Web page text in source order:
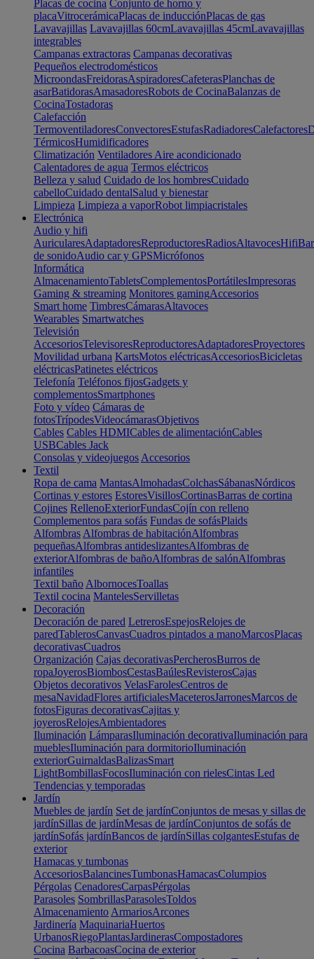
Placas de cocina Conjunto de horno y
placaVitrocerámicaPlacas de inducciónPlacas de gas
Lavavajillas Lavavajillas 60cmLavavajillas 45cmLavavajillas
integrables
Campanas extractoras Campanas decorativas
Pequeños electrodomésticos
MicroondasFreidorasAspiradoresCafeterasPlanchas de
asarBatidorasAmasadoresRobots de CocinaBalanzas de
CocinaTostadoras
Calefacción
TermoventiladoresConvectoresEstufasRadiadoresCalefactores
TérmicosHumidificadores
Climatización Ventiladores Aire acondicionado
Calentadores de agua Termos eléctricos
Belleza y salud Cuidado de los hombresCuidado
cabelloCuidado dentalSalud y bienestar
Limpieza Limpieza a vaporRobot limpiacristales
Electrónica
Audio y hifi
AuricularesAdaptadoresReproductoresRadiosAltavocesHifi
de sonidoAudio car y GPSMicrófonos
Informática
AlmacenamientoTabletsComplementosPortátilesImpresoras
Gaming & streaming Monitores gamingAccesorios
Smart home TimbresCámarasAltavoces
Wearables Smartwatches
Televisión
AccesoriosTelevisoresReproductoresAdaptadoresProyectores
Movilidad urbana KartsMotos eléctricasAccesoriosBicicletas
eléctricasPatinetes eléctricos
Telefonía Teléfonos fijosGadgets y
complementosSmartphones
Foto y vídeo Cámaras de
fotosTrípodesVideocámarasObjetivos
Cables Cables HDMICables de alimentaciónCables
USBCables Jack
Consolas y videojuegos Accesorios
Textil
Ropa de cama MantasAlmohadasColchasSábanasNórdicos
Cortinas y estores EstoresVisillosCortinasBarras de cortina
Cojines RellenoExteriorFundasCojín con relleno
Complementos para sofás Fundas de sofásPlaids
Alfombras Alfombras de habitaciónAlfombras
pequeñasAlfombras antideslizantesAlfombras de
exteriorAlfombras de bañoAlfombras de salónAlfombras
infantiles
Textil baño AlbornocesToallas
Textil cocina MantelesServilletas
Decoración
Decoración de pared LetrerosEspejosRelojes de
paredTablerosCanvasCuadros pintados a manoMarcosPlacas
decorativasCuadros
Organización Cajas decorativasPercherosBurros de
ropaJoyerosBiombosCestasBaúlesRevisterosCajas
Objetos decorativos VelasFarolesCentros de
mesaNavidadFlores artificialesMaceterosJarronesMarcos de
fotosFiguras decorativasCajitas y
joyerosRelojesAmbientadores
Iluminación LámparasIluminación decorativaIluminación para
mueblesIluminación para dormitorioIluminación
exteriorGuirnaldasBalizasSmart
LightBombillasFocosIluminación con rielesCintas Led
Tendencias y temporadas
Jardín
Muebles de jardín Set de jardínConjuntos de mesas y sillas de
jardínSillas de jardínMesas de jardínConjuntos de sofás de
jardínSofás jardínBancos de jardínSillas colgantesEstufas de
exterior
Hamacas y tumbonas
AccesoriosBalancinesTumbonasHamacasColumpios
Pérgolas CenadoresCarpasPérgolas
Parasoles SombrillasParasolesToldos
Almacenamiento ArmariosArcones
Jardinería MaquinariaHuertos
UrbanosRiegoPlantasJardinerasCompostadores
Cocina BarbacoasCocina de exterior